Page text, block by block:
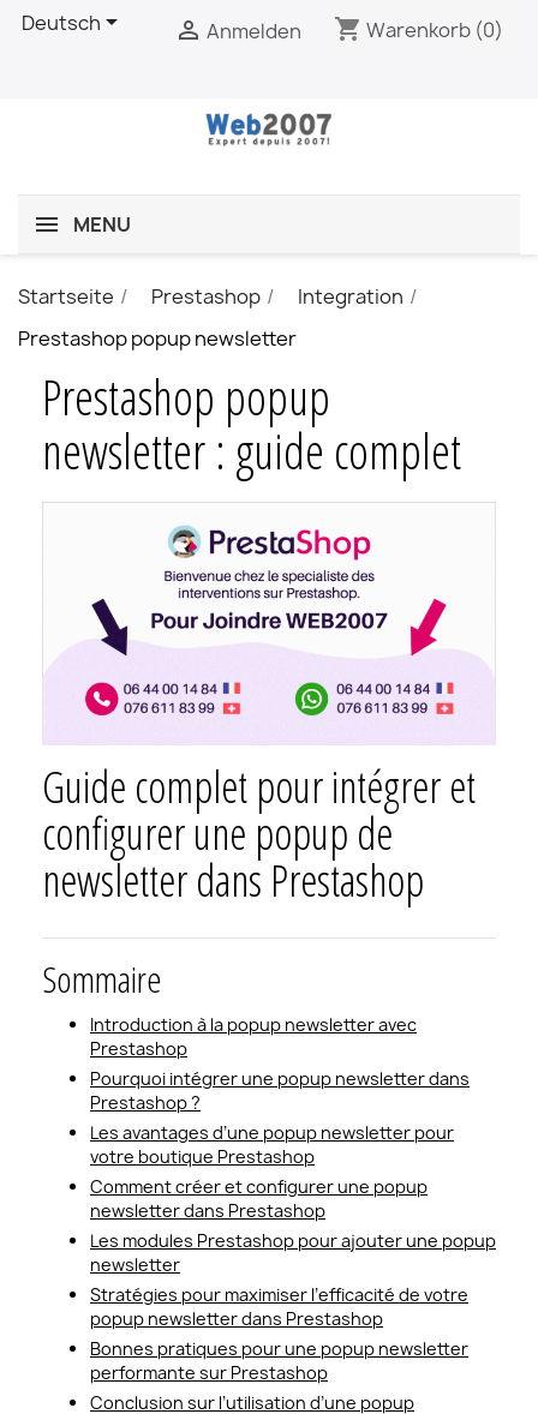
Deutsch  Anmelden shopping_cart Warenkorb (0)
MENU
Startseite Prestashop
Integration
Prestashop popup newsletter
Prestashop popup
newsletter : guide complet
Guide complet pour intégrer et
configurer une popup de
newsletter dans Prestashop
Sommaire
Introduction à la popup newsletter avec
Prestashop
Pourquoi intégrer une popup newsletter dans
Prestashop ?
Les avantages d’une popup newsletter pour
votre boutique Prestashop
Comment créer et configurer une popup
newsletter dans Prestashop
Les modules Prestashop pour ajouter une popup
newsletter
Stratégies pour maximiser l’efficacité de votre
popup newsletter dans Prestashop
Bonnes pratiques pour une popup newsletter
performante sur Prestashop
Conclusion sur l’utilisation d’une popup